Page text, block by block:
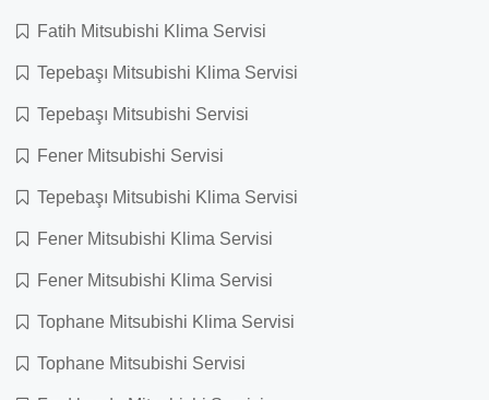
Fatih Mitsubishi Klima Servisi
Tepebaşı Mitsubishi Klima Servisi
Tepebaşı Mitsubishi Servisi
Fener Mitsubishi Servisi
Tepebaşı Mitsubishi Klima Servisi
Fener Mitsubishi Klima Servisi
Fener Mitsubishi Klima Servisi
Tophane Mitsubishi Klima Servisi
Tophane Mitsubishi Servisi